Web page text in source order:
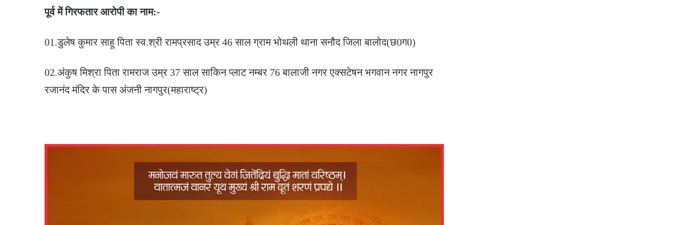
पूर्व में गिरफतार आरोपी का नाम:-
01.डुलेष कुमार साहू पिता स्व.श्री रामप्रसाद उम्र 46 साल ग्राम भोथली थाना सनौद जिला बालोद(छ0ग0)
02.अंकुष मिश्रा पिता रामराज उम्र 37 साल साकिन प्लाट नम्बर 76 बालाजी नगर एक्सटेषन भगवान नगर नागपुर
रजानंद मंदिर के पास अंजनी नागपुर(महाराष्ट्र)